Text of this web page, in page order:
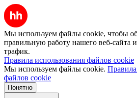
Мы используем файлы cookie, чтобы
правильную работу нашего веб-сайта
трафик.
Правила использования файлов cookie
Мы используем файлы cookie.
файлов cookie
Понятно